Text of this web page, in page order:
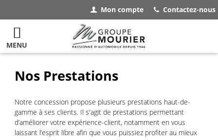
Mon compte Contactez-nous
MENU
Nos Prestations
Notre concession propose plusieurs prestations haut-de-
gamme à ses clients. Il s'agit de prestations permettant
d’améliorer votre expérience-client, notamment en vous
laissant l’esprit libre afin que vous puissiez profiter au mieux